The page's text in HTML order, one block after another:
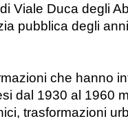
Viale Duca degli
pubblica degli
che hanno
dal 1930 al 1960
trasformazioni